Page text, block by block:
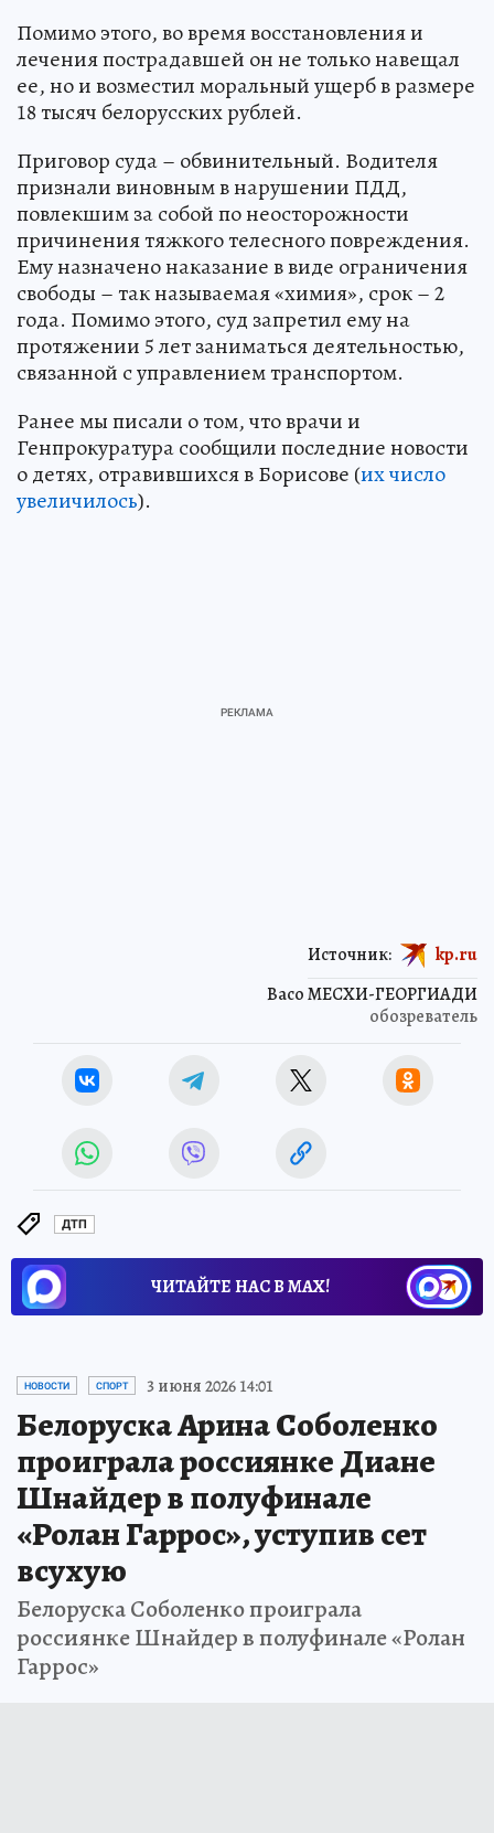
Помимо этого, во время восстановления и
лечения пострадавшей он не только навещал
ее, но и возместил моральный ущерб в размере
18 тысяч белорусских рублей.
Приговор суда – обвинительный. Водителя
признали виновным в нарушении ПДД,
повлекшим за собой по неосторожности
причинения тяжкого телесного повреждения.
Ему назначено наказание в виде ограничения
свободы – так называемая «химия», срок – 2
года. Помимо этого, суд запретил ему на
протяжении 5 лет заниматься деятельностью,
связанной с управлением транспортом.
Ранее мы писали о том, что врачи и
Генпрокуратура сообщили последние новости
о детях, отравившихся в Борисове (их число
увеличилось).
Васо МЕСХИ-ГЕОРГИАДИ
обозреватель
Источник: kp.ru
ДТП
ЧИТАЙТЕ НАС В МАХ!
НОВОСТИ СПОРТ 3 июня 2026 14:01
Белоруска Арина Соболенко
проиграла россиянке Диане
Шнайдер в полуфинале
«Ролан Гаррос», уступив сет
всухую
Белоруска Соболенко проиграла
россиянке Шнайдер в полуфинале «Ролан
Гаррос»